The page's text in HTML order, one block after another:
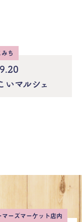
ち
いマルシェ
マーズマーケット店内